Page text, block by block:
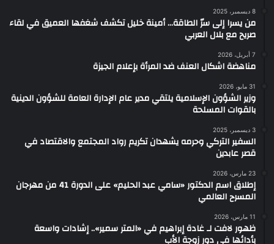
8 ديسمبر، 2025
من يسرا إلى سرّ الطاقة… أمينة خليل تكشف شغفها العميق في لقاء
صريح مع بلال العربي
7 أبريل، 2026
مناهضة اشكال العنف ضد المرأة بإعلام الجيزة
31 مايو، 2026
وزير الشؤون الإسلامية يلتقي مدير عام الإدارة العامة للشؤون الدينية
بالقوات المسلحة
3 ديسمبر، 2025
السفير التركي وحرمه يشهدان تكريم رواد المجتمع والاقتصاد في
قصر عابدين
23 مارس، 2026
إطلاق اسم الدكتور «سامي عبد الحليم» على الدورة 41 من مهرجان
المسرح العالمي
11 مارس، 2026
ظهور لافت لـ غادة إبراهيم في «المتر سمير».. إشادات واسعة
بأدائها في دور زوجة الأب